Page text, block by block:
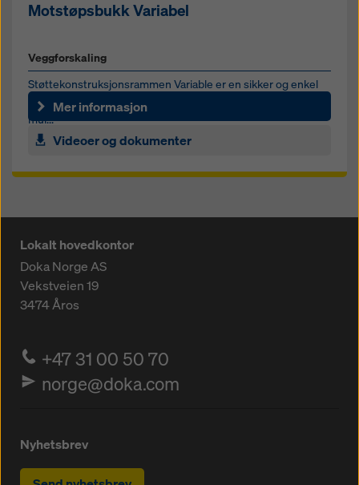
Motstøpsbukk Variabel
Veggforskaling
Støttekonstruksjonsrammen Variable er en sikker og enkel
løsning for ensidig veggforskaling ved å kombinere standard
mul...
Mer informasjon
Videoer og dokumenter
Lokalt hovedkontor
Doka Norge AS
Vekstveien 19
3474Åros
+47 31 00 50 70
norge@doka.com
Nyhetsbrev